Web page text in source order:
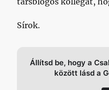
Sírok.
Állítsd be, hogy a
között lásd a